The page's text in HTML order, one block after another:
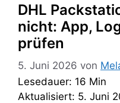
DHL
nicht: App,
prüfen
5. Juni 2026 von
Lesedauer: 16 Min
Aktualisiert: 5. Juni